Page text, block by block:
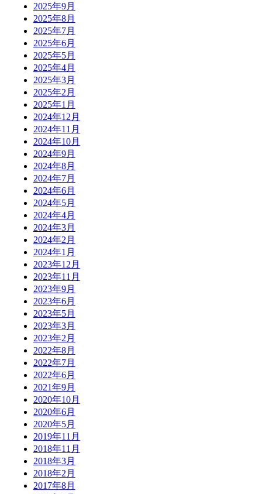
2025年9月
2025年8月
2025年7月
2025年6月
2025年5月
2025年4月
2025年3月
2025年2月
2025年1月
2024年12月
2024年11月
2024年10月
2024年9月
2024年8月
2024年7月
2024年6月
2024年5月
2024年4月
2024年3月
2024年2月
2024年1月
2023年12月
2023年11月
2023年9月
2023年6月
2023年5月
2023年3月
2023年2月
2022年8月
2022年7月
2022年6月
2021年9月
2020年10月
2020年6月
2020年5月
2019年11月
2018年11月
2018年3月
2018年2月
2017年8月